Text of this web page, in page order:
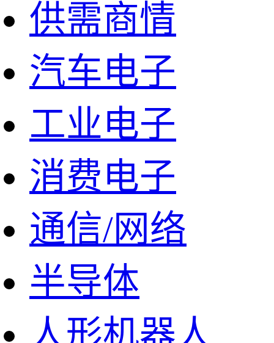
供需商情
汽车电子
工业电子
消费电子
通信/网络
半导体
人形机器人